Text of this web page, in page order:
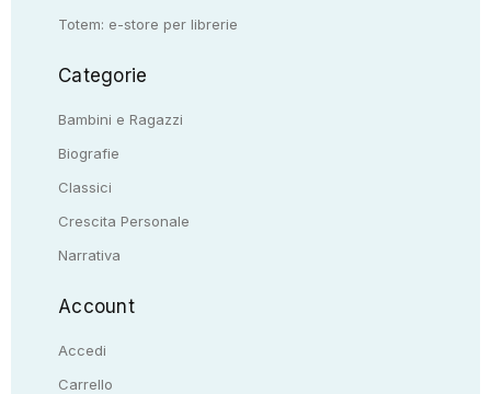
Totem: e-store per librerie
Categorie
Bambini e Ragazzi
Biografie
Classici
Crescita Personale
Narrativa
Account
Accedi
Carrello